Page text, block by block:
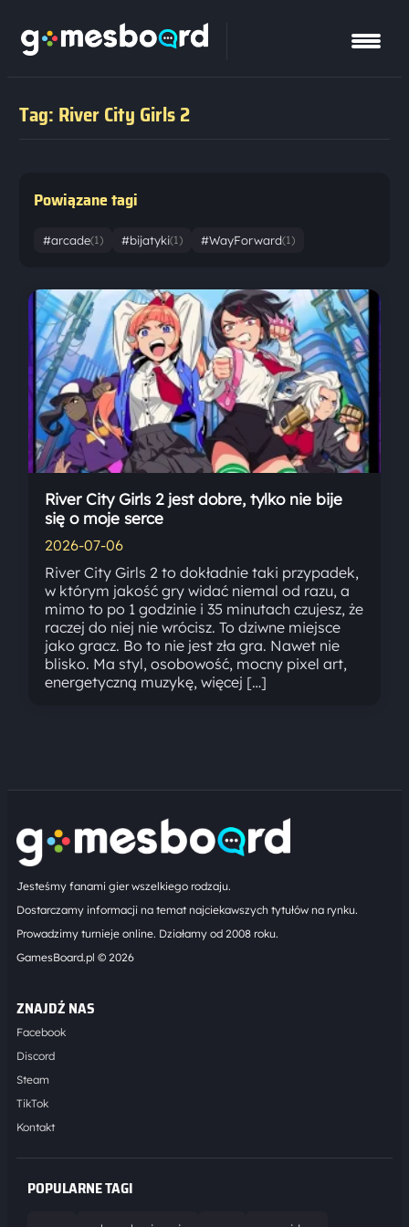
Tag: River City Girls 2
Powiązane tagi
#arcade(1) #bijatyki(1) #WayForward(1)
River City Girls 2 jest dobre, tylko nie bije
się o moje serce
2026-07-06
River City Girls 2 to dokładnie taki przypadek,
w którym jakość gry widać niemal od razu, a
mimo to po 1 godzinie i 35 minutach czujesz, że
raczej do niej nie wrócisz. To dziwne miejsce
jako gracz. Bo to nie jest zła gra. Nawet nie
blisko. Ma styl, osobowość, mocny pixel art,
energetyczną muzykę, więcej […]
Jesteśmy fanami gier wszelkiego rodzaju.
Dostarczamy informacji na temat najciekawszych tytułów na rynku.
Prowadzimy turnieje online. Działamy od 2008 roku.
GamesBoard.pl © 2026
ZNAJDŹ NAS
Facebook
Discord
Steam
TikTok
Kontakt
POPULARNE TAGI